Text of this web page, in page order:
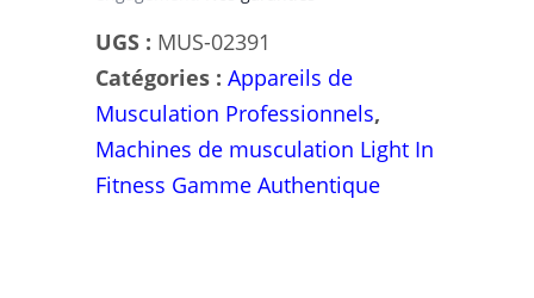
Authentique
UGS : MUS-02391
Catégories : Appareils de
Musculation Professionnels,
Machines de musculation Light In
Fitness Gamme Authentique